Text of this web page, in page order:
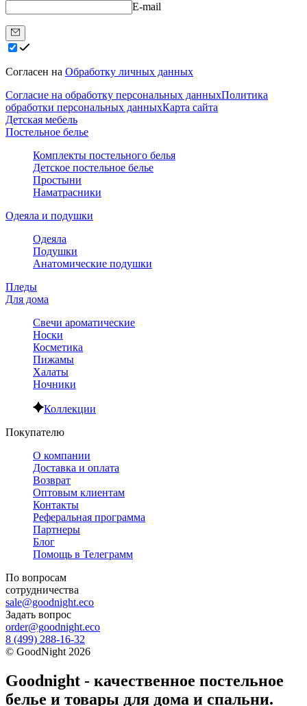
E-mail
Согласен на Обработку личных данных
Согласие на обработку персональных данныхПолитика
обработки персональных данныхКарта сайта
Детская мебель
Постельное белье
Комплекты постельного белья
Детское постельное белье
Простыни
Наматрасники
Одеяла и подушки
Одеяла
Подушки
Анатомические подушки
Пледы
Для дома
Свечи ароматические
Носки
Косметика
Пижамы
Халаты
Ночники
Коллекции
Покупателю
О компании
Доставка и оплата
Возврат
Оптовым клиентам
Контакты
Реферальная программа
Партнеры
Блог
Помощь в Телеграмм
По вопросам
сотрудничества
sale@goodnight.eco
Задать вопрос
order@goodnight.eco
8 (499) 288-16-32
© GoodNight 2026
Goodnight - качественное постельное
белье и товары для дома и спальни.